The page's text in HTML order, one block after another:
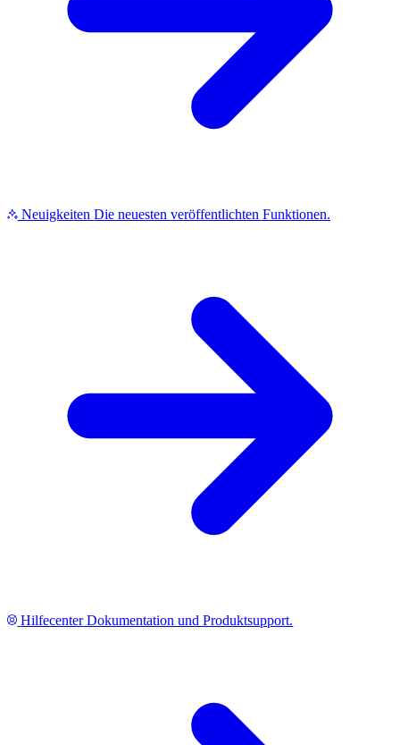
Neuigkeiten Die neuesten veröffentlichten Funktionen.
Hilfecenter Dokumentation und Produktsupport.